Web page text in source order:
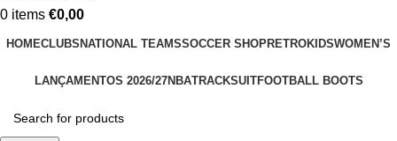
0 items €0,00
HOMECLUBS NATIONAL TEAMSSOCCER SHOPRETROKIDSWOMEN’S
LANÇAMENTOS 2026/27NBATRACKSUITFOOTBALL BOOTS